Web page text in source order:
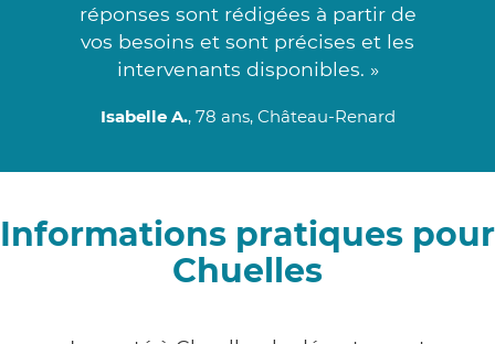
réponses sont rédigées à partir de
vos besoins et sont précises et les
intervenants disponibles. »
Isabelle A., 78 ans, Château-Renard
Informations pratiques pour
Chuelles